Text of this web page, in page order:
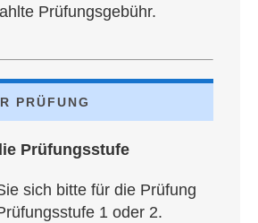
Prüfungsgebühr.
PRÜFUNG
Prüfungsstufe
sich bit­te für die Prü­fung
1 oder 2.